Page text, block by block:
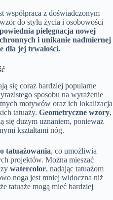
współpraca z doświadczonym
do stylu życia i osobowości
pielęgnacja nowej
i unikanie nadmiernej
dla jej trwałości.
się coraz bardziej popularne
sposobu na wyrażenie
motywów oraz ich lokalizacja
tatuaży. Geometryczne wzory,
się dużym uznaniem, ponieważ
kształtami nóg.
tatuażowania, co umożliwia
projektów. Można mieszać
watercolor, nadając tatuażom
noga jest mniej widoczna niż
tatuaże mogą mieć bardziej